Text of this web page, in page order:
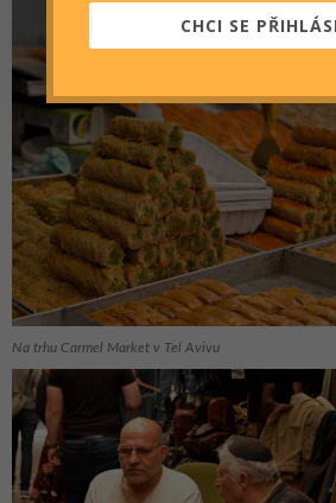
Na trhu Carmel Market v Tel Avivu
CHCI SE